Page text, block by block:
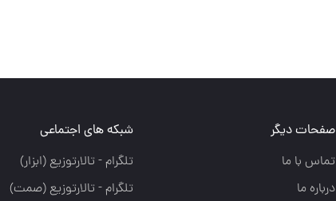
صفحات دیگر
تماس با ما
درباره ما
شبکه های اجتماعی
تلگرام - تالارتوزيع (ابزار)
تلگرام - تالارتوزيع (صمت)